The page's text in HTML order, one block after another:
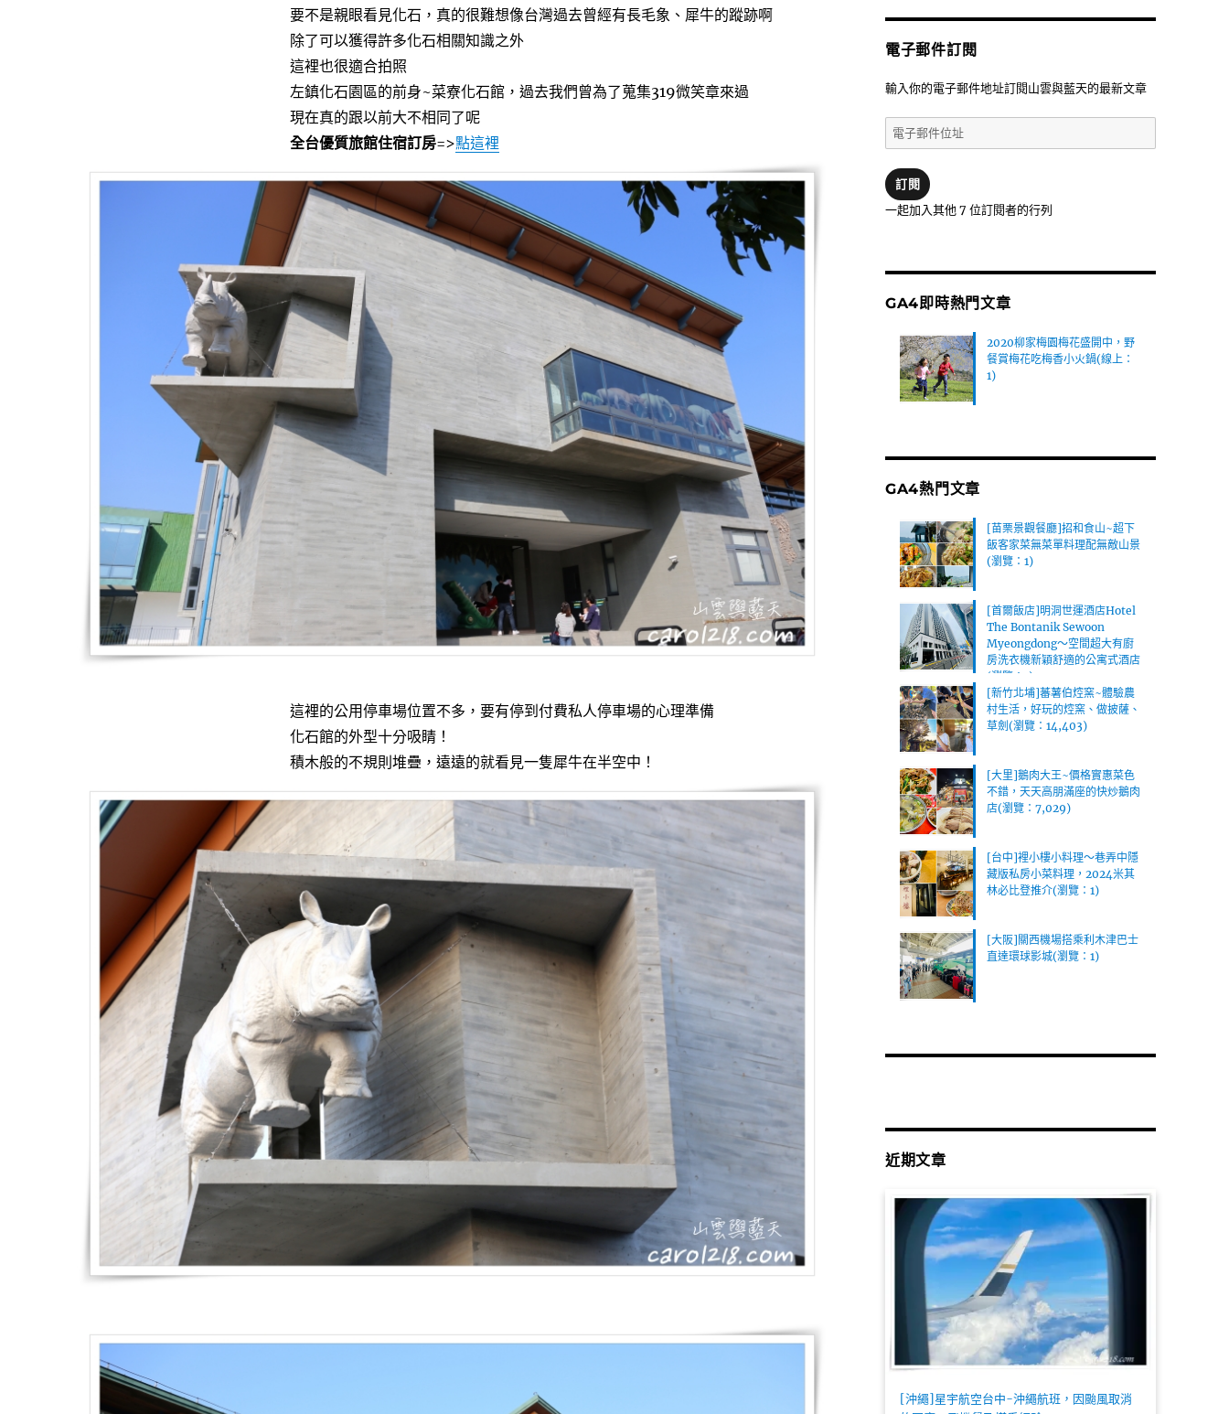
要不是親眼看見化石，真的很難想像台灣過去曾經有長毛象、犀牛的蹤跡啊
除了可以獲得許多化石相關知識之外
這裡也很適合拍照
左鎮化石園區的前身~菜寮化石館，過去我們曾為了蒐集319微笑章來過
現在真的跟以前大不相同了呢
全台優質旅館住宿訂房=>點這裡
這裡的公用停車場位置不多，要有停到付費私人停車場的心理準備
化石館的外型十分吸睛！
積木般的不規則堆疊，遠遠的就看見一隻犀牛在半空中！
電子郵件訂閱
輸入你的電子郵件地址訂閱山雲與藍天的最新文章
電
子
件
位
訂閱
一起加入其他 7 位訂閱者的行列
GA4即時熱門文章
2020柳家梅園梅花盛開中，野
餐賞梅花吃梅香小火鍋(線上：
1)
GA4熱門文章
[苗栗景觀餐廳]招和食山~超下
飯客家菜無菜單料理配無敵山景
(瀏覽：1)
[首爾飯店]明洞世運酒店Hotel
The Bontanik Sewoon
Myeongdong～空間超大有廚
房洗衣機新穎舒適的公寓式酒店
(瀏覽：1)
[新竹北埔]蕃薯伯焢窯~體驗農
村生活，好玩的焢窯、做披薩、
草劍(瀏覽：14,403)
[大里]鵝肉大王~價格實惠菜色
不錯，天天高朋滿座的快炒鵝肉
店(瀏覽：7,029)
[台中]裡小樓小料理～巷弄中隱
藏版私房小菜料理，2024米其
林必比登推介(瀏覽：1)
[大阪]關西機場搭乘利木津巴士
直達環球影城(瀏覽：1)
近期文章
[沖繩]星宇航空台中-沖繩航班，因颱風取消